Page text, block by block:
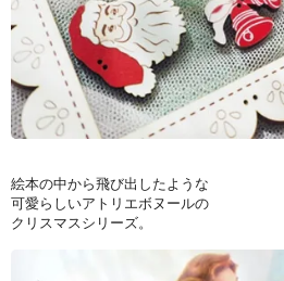
絵本の中から飛び出したような
可愛らしいアトリエボヌールの
クリスマスシリーズ。